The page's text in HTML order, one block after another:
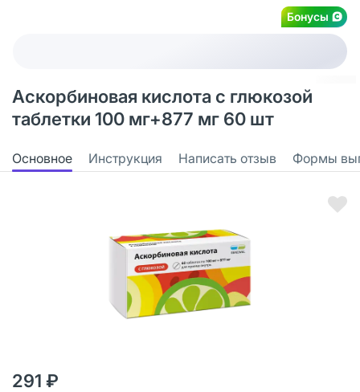
Бонусы
Аскорбиновая кислота с глюкозой
таблетки 100 мг+877 мг 60 шт
Основное Инструкция Написать отзыв Формы
291 ₽